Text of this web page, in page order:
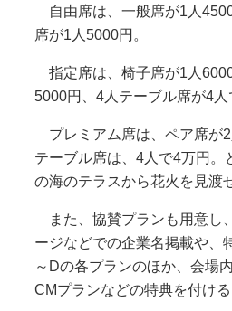
自由席は、一般席が1人
席が1人5000円。
指定席は、椅子席が1人
5000円、4人テーブル席が4人
プレミアム席は、ペア席が2
テーブル席は、4人で4万円。
の海のテラスから花火を見渡
また、協賛プランも用意し
ージなどでの企業名掲載や、
～Dの各プランのほか、会場
CMプランなどの特典を付ける